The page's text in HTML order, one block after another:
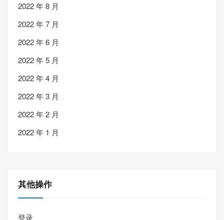
2022 年 8 月
2022 年 7 月
2022 年 6 月
2022 年 5 月
2022 年 4 月
2022 年 3 月
2022 年 2 月
2022 年 1 月
其他操作
登录